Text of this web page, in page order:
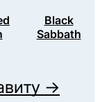
Black
Sabbath
→